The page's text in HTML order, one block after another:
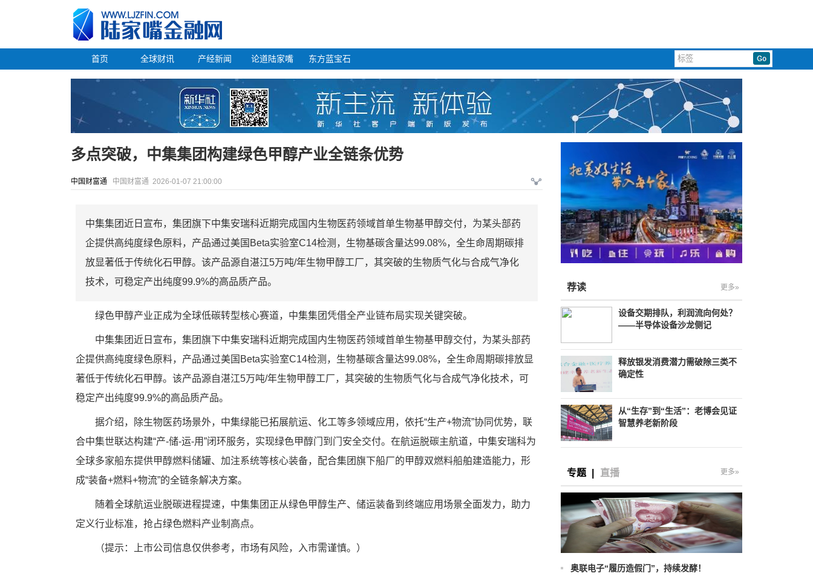
首页 全球财讯 产经新闻 论道陆家嘴 东方蓝宝石
多点突破，中集集团构建绿色甲醇产业全链条优势
中国财富通 中国财富通 2026-01-07 21:00:00
中集集团近日宣布，集团旗下中集安瑞科近期完成国内生物医药领域首单生物基甲醇交付，为某头部药
企提供高纯度绿色原料，产品通过美国Beta实验室C14检测，生物基碳含量达99.08%，全生命周期碳排
放显著低于传统化石甲醇。该产品源自湛江5万吨/年生物甲醇工厂，其突破的生物质气化与合成气净化
技术，可稳定产出纯度99.9%的高品质产品。
绿色甲醇产业正成为全球低碳转型核心赛道，中集集团凭借全产业链布局实现关键突破。
中集集团近日宣布，集团旗下中集安瑞科近期完成国内生物医药领域首单生物基甲醇交付，为某头部药
企提供高纯度绿色原料，产品通过美国Beta实验室C14检测，生物基碳含量达99.08%，全生命周期碳排放显
著低于传统化石甲醇。该产品源自湛江5万吨/年生物甲醇工厂，其突破的生物质气化与合成气净化技术，可
稳定产出纯度99.9%的高品质产品。
据介绍，除生物医药场景外，中集绿能已拓展航运、化工等多领域应用，依托“生产+物流”协同优势，联
合中集世联达构建“产-储-运-用”闭环服务，实现绿色甲醇门到门安全交付。在航运脱碳主航道，中集安瑞科为
全球多家船东提供甲醇燃料储罐、加注系统等核心装备，配合集团旗下船厂的甲醇双燃料船舶建造能力，形
成“装备+燃料+物流”的全链条解决方案。
随着全球航运业脱碳进程提速，中集集团正从绿色甲醇生产、储运装备到终端应用场景全面发力，助力
定义行业标准，抢占绿色燃料产业制高点。
（提示：上市公司信息仅供参考，市场有风险，入市需谨慎。）
荐读 更多»
设备交期排队，利润流向何处？
——半导体设备沙龙侧记
释放银发消费潜力需破除三类不
确定性
从“生存”到“生活”：老博会见证
智慧养老新阶段
专题 直播 更多»
奥联电子“履历造假门”，持续发酵！